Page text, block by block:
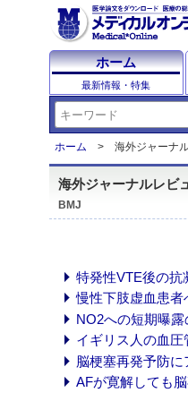
ホーム
最新情報・特集
ホーム 海外ジャーナ
海外ジャーナルレビ
BMJ
特発性VTE後の抗
慢性下肢虚血患者
NO2への短期曝
イギリス人の血
脳梗塞再発予防に
AFが寛解しても